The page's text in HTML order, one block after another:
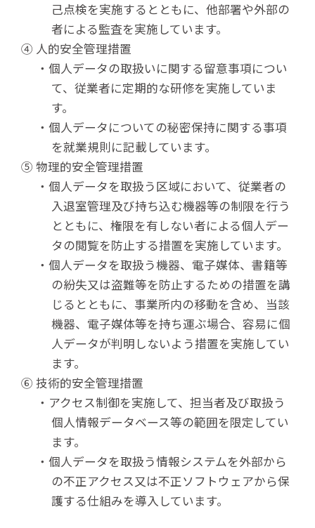
己点検を実施するとともに、他部署や外部の
者による監査を実施しています。
④ 人的安全管理措置
・個人データの取扱いに関する留意事項につい
て、従業者に定期的な研修を実施していま
す。
・個人データについての秘密保持に関する事項
を就業規則に記載しています。
⑤ 物理的安全管理措置
・個人データを取扱う区域において、従業者の
入退室管理及び持ち込む機器等の制限を行う
とともに、権限を有しない者による個人デー
タの閲覧を防止する措置を実施しています。
・個人データを取扱う機器、電子媒体、書籍等
の紛失又は盗難等を防止するための措置を講
じるとともに、事業所内の移動を含め、当該
機器、電子媒体等を持ち運ぶ場合、容易に個
人データが判明しないよう措置を実施してい
ます。
⑥ 技術的安全管理措置
・アクセス制御を実施して、担当者及び取扱う
個人情報データベース等の範囲を限定してい
ます。
・個人データを取扱う情報システムを外部から
の不正アクセス又は不正ソフトウェアから保
護する仕組みを導入しています。